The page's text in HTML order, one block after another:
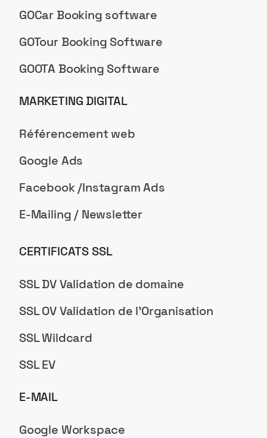
GOCar Booking software
GOTour Booking Software
GOOTA Booking Software
MARKETING DIGITAL
Référencement web
Google Ads
Facebook /Instagram Ads
E-Mailing / Newsletter
CERTIFICATS SSL
SSL DV Validation de domaine
SSL OV Validation de l'Organisation
SSL Wildcard
SSL EV
E-MAIL
Google Workspace